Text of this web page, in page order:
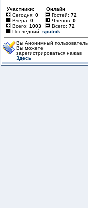
Участники:
Сегодня: 0
Вчера: 0
Всего: 1003
Онлайн
Гостей: 72
Членов: 0
Всего: 72
Последний: sputnik
Вы Анонимный пользователь.
Вы можете
зарегистрироваться нажав
Здесь